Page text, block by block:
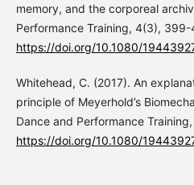
memory, and the corporeal
Performance Training, 4(3), 399-
https://doi.org/10.1080/
Whitehead, C. (2017). An
principle of Meyerhold’s
Dance and Performance
https://doi.org/10.1080/